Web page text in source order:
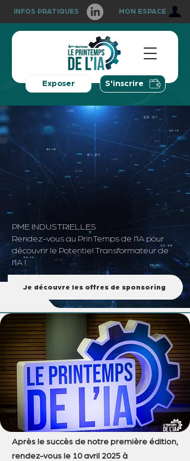
Exposer S'inscrire
MON ESPACE
INFOS PRATIQUES
PME INDUSTRIELLES
Rendez-vous au PrinTemps de l’IA pour
découvrir le Potentiel Transformateur de
l’IA !
Je découvre les offres de sponsoring
UNE JOURNÉE À NE
PAS MANQUER
Après le succès de notre première édition,
rendez-vous le 10 avril 2025 à